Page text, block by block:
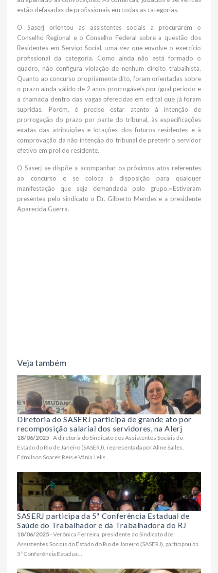
estão defasadas de profissionais em todas as categorias.
O Saserj orientou as assistentes sociais a procurarem o
Conselho Regional e o Conselho Federal sobre a questão dos
Residentes em Serviço Social, uma vez que envolve o exercício
profissional da categoria. Como ainda não está formado o
quadro, não configura violação de nenhum direito trabalhista.
Quanto ao concurso propriamente dito, foram orientadas sobre
o prazo ainda válido de 2 anos prorrogáveis por igual período e
a chamada dentro das vagas oferecidas em edital que já foram
supridas. Porém, é preciso estar atento à intenção de
prorrogação do prazo por parte do tribunal, às especificações
exatas das atribuições e lotações dos futuros residentes e à
comprovação da não intenção do tribunal de preterir o servidor
efetivo em prol do residente.
O Saserj se dispõe a acompanhar os próximos atos referentes
ao concurso e se coloca à disposição para qualquer
manifestação que seja demandada pelo grupo.~Estiveram
presentes pelo sindicato o Dr. Gilberto Mendes e a presidente
Aparecida Guerra.
Veja também
Diretoria do SASERJ participa de grande ato por
recomposição salarial dos servidores, na Alerj
18/06/2025- A diretoria do Sindicato dos Assistentes Sociais do
Estado do Rio de Janeiro (SASERJ), representada por Aline Salles,
Edmilson Soares Reis e Vânia Lelis...
SASERJ participa da 5ª Conferência Estadual de
Saúde do Trabalhador e da Trabalhadora do RJ
18/06/2025- Verônica Ferreira, presidente do Sindicato dos
Assistentes Sociais do Estado do Rio de Janeiro (SASERJ), participou da
5ª Conferência Estadua...